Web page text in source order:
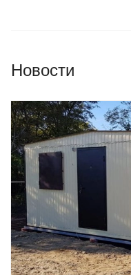
Новости